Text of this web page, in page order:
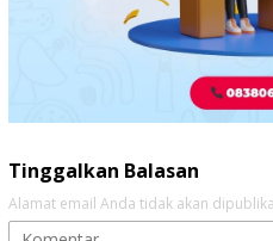
Tinggalkan Balasan
Alamat email Anda tidak akan